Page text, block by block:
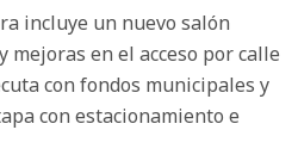
incluye un nuevo salón
mejoras en el acceso por calle
con fondos municipales y
con estacionamiento e